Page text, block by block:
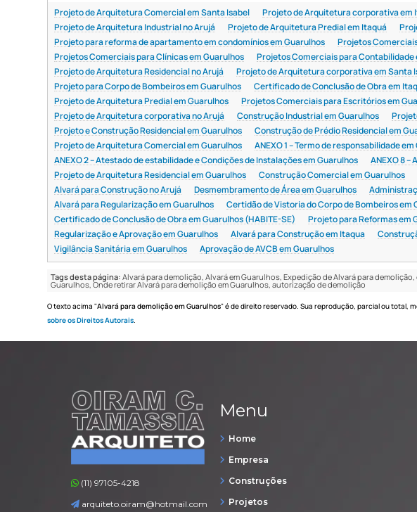
Projeto de Arquitetura Comercial em Santa Isabel Projeto de Arquitetura corporativa em
Projeto de Arquitetura Industrial no Arujá
Projeto de Arquitetura Predial em Itaquá
Projeto para reforma de apartamento em condomínios em Guarulhos
Projetos
Projetos Comerciais para Clínicas em Guarulhos
Projetos Comerciais para Contabilidade
Projeto de Arquitetura Residencial no Arujá
Projeto de Arquitetura corporativa em Santa
Projeto para Corpo de Bombeiros em Guarulhos
Certificado de Conclusão de Obra em
Projeto de Arquitetura Predial em Guarulhos
Projetos Comerciais para Escritórios em
Projeto de Arquitetura corporativa no Arujá
Construção Industrial em Guarulhos
Projeto e Construção Residencial em Guarulhos
Construção de Prédio Residencial em
Projeto de Arquitetura Comercial em Guarulhos
ANEXO 1 – Termo de responsabilidade
ANEXO 2 – Atestado de estabilidade e Condições de Instalações em Guarulhos
ANEXO 8
Projeto de Arquitetura Residencial em Guarulhos
Construção Comercial em Guarulhos
Alvará para Construção no Arujá
Desmembramento de Área em Guarulhos
Alvará para Regularização em Guarulhos
Certidão de Vistoria do Corpo de Bombeiros em
Certificado de Conclusão de Obra em Guarulhos (HABITE-SE)
Projeto para Reformas em
Regularização e Aprovação em Guarulhos
Alvará para Construção em Itaqua
Vigilância Sanitária em Guarulhos
Aprovação de AVCB em Guarulhos
Tags desta página: Alvará para demolição, Alvará em Guarulhos, Expedição de Alvará para
Guarulhos, Onde retirar Alvará para demolição em Guarulhos, autorização de demolição
O texto acima "Alvará para demolição em Guarulhos" é de direito reservado. Sua reprodução, parcial ou total,
sobre os Direitos Autorais.
(11) 97105-4218
arquiteto.oiram@hotmail.com
Menu
Home
Empresa
Construções
Projetos